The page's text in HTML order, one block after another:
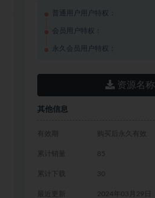
普通用户用户特权：
会员用户特权：
永久会员用户特权：
资源名称
其他信息
有效期 购买后永久有效
累计销量 85
累计下载 30
最近更新 2024年03月29日